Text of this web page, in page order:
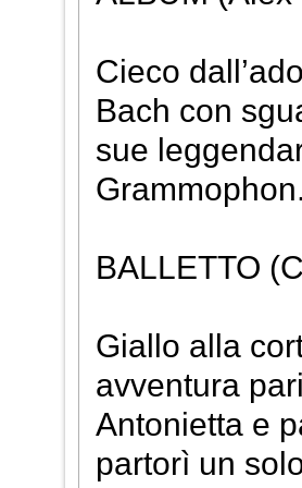
Cieco
Bach con
sue
BALLETTO
Giallo alla
avventura
Antonietta e
partorì un